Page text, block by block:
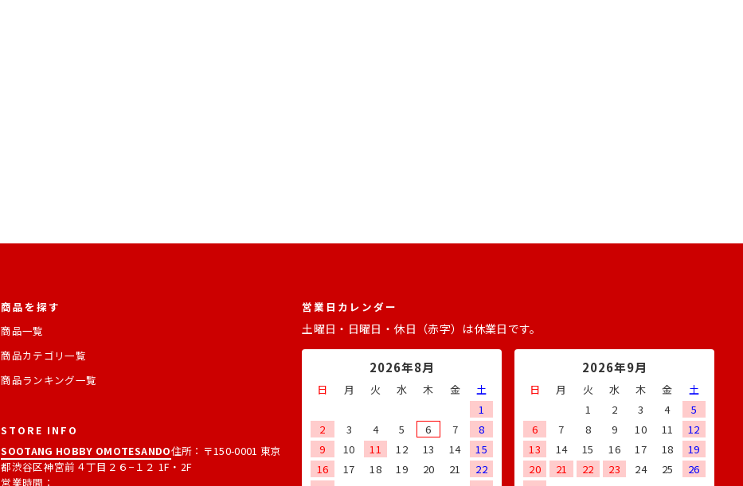
商品を探す
商品一覧
商品カテゴリ一覧
商品ランキング一覧
STORE INFO
SOOTANG HOBBY OMOTESANDO住所：〒150-0001 東京
都渋谷区神宮前４丁目２６−１２ 1F・2F
営業時間：
営業日カレンダー
土曜日・日曜日・休日（赤字）は休業日です。
2026年8月
日 月 火 水 木 金
土
1
2
3 4 5 6 7
8
9
10 11 12 13 14
15
16
17 18 19 20 21
22
2026年9月
日 月 火 水 木 金
土
1
2 3 4
5
6
7 8 9 10 11
12
13
14 15 16 17 18
19
20
21 22 23 24 25
26